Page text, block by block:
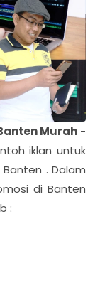
Murah -
iklan untuk
. Dalam
di Banten
: